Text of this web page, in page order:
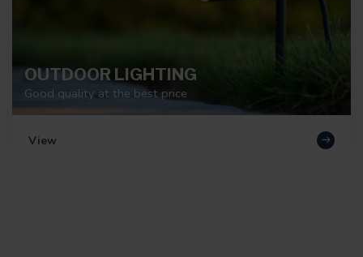
OUTDOOR LIGHTING
Good quality at the best price
View